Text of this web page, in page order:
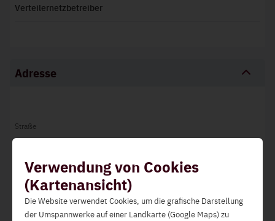
Verteilernetzbetreiber
Adresse
Straße
Bayerhamerstraße 16
PLZ
5020
Verwendung von Cookies
(Kartenansicht)
Die Website verwendet Cookies, um die grafische Darstellung
der Umspannwerke auf einer Landkarte (Google Maps) zu